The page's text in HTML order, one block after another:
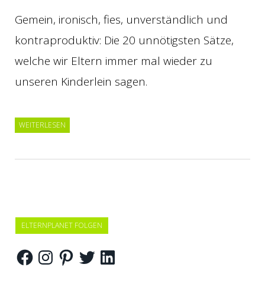
Gemein, ironisch, fies, unverständlich und
kontraproduktiv: Die 20 unnötigsten Sätze,
welche wir Eltern immer mal wieder zu
unseren Kinderlein sagen.
WEITERLESEN
ELTERNPLANET FOLGEN
FacebookInstagramPinterestTwitterLinkedIn